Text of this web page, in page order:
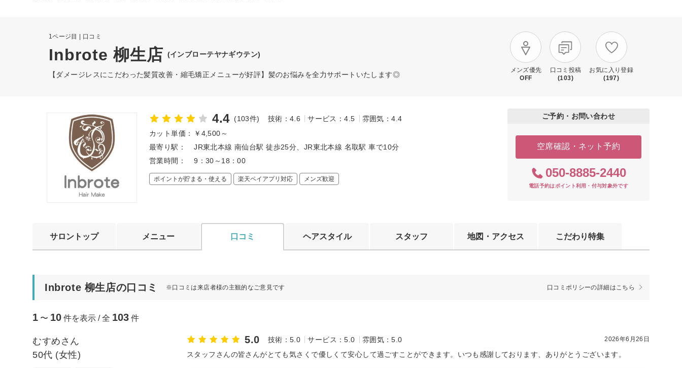
1ページ目 | 口コミ
Inbrote 柳生店 (インブローテヤナギウテン)
【ダメージレスにこだわった髪質改善・縮毛矯正メニューが好評】髪のお悩みを全力サポートいたします◎
メンズ優先
OFF
口コミ投稿
(103)
お気に入り登録
(197)
4.4 (103件) 技術：4.6 サービス：4.5
雰囲気：4.4
カット単価：
￥4,500～
最寄り駅：
JR東北本線 南仙台駅 徒歩25分、JR東北本線 名取駅 車で10分
営業時間：
9：30～18：00
ポイントが貯まる・使える 楽天ペイアプリ対応 メンズ歓迎
ご予約・お問い合わせ
空席確認・ネット予約
050-8885-2440
電話予約はポイント利用・付与対象外です
サロントップ メニュー 口コミ ヘアスタイル スタッフ 地図・アクセス こだわり特集
Inbrote 柳生店の口コミ ※口コミは来店者様の主観的なご意見です 口コミポリシーの詳細はこちら
1 〜 10 件を表示 / 全 103 件
むすめさん
50代 (女性)
5.0 技術：5.0 サービス：5.0 雰囲気：5.0 2026年6月26日
スタッフさんの皆さんがとても気さくで優しくて安心して過ごすことができます。いつも感謝しております、ありがとうございます。